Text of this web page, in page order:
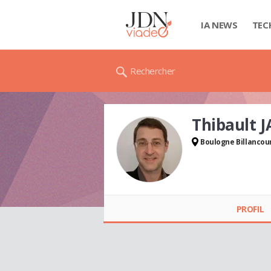
IA NEWS
Rechercher
Thibault
Boulogne
PROFIL